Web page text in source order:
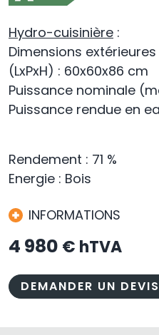
Hydro-cuisinière :
Dimensions extérieures
(LxPxH) : 60x60x86 cm
Puissance nominale
Puissance rendue en
Rendement : 71 %
Energie : Bois
INFORMATIONS
4 980 € hTVA
DEMANDER UN DEVIS